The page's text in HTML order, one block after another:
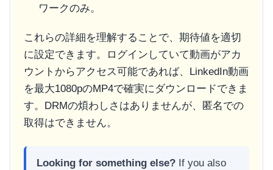
ワークのみ。
これらの詳細を理解することで、期待値を適切
に設定できます。ログインしていて動画がアカ
ウントからアクセス可能であれば、LinkedIn動画
を最大1080pのMP4で確実にダウンロードできま
す。DRMの煩わしさはありませんが、匿名での
取得はできません。
Looking for something else? If you also